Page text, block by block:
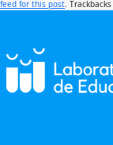
feed for this post .